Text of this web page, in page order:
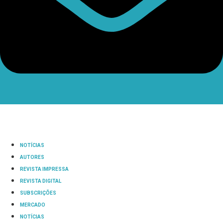
NOTÍCIAS
AUTORES
REVISTA IMPRESSA
REVISTA DIGITAL
SUBSCRIÇÕES
MERCADO
NOTÍCIAS